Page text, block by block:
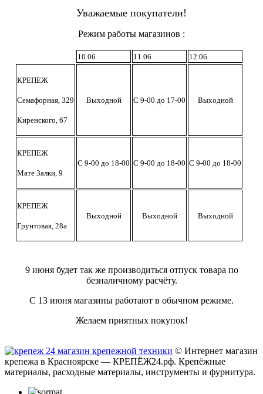
Уважаемые покупатели!
Режим работы магазинов :
10.06 11.06 12.06
КРЕПЕЖ
Семафорная, 329
Киренского, 67
Выходной С 9-00 до 17-00 Выходной
КРЕПЕЖ
Мате Залки, 9
С 9-00 до 18-00 С 9-00 до 18-00 С 9-00 до 18-00
КРЕПЕЖ
Грунтовая, 28а
Выходной Выходной Выходной
9 июня будет так же производиться отпуск товара по
безналичному расчёту.
С 13 июня магазины работают в обычном режиме.
Желаем приятных покупок!
© Интернет магазин
крепежа в Красноярске — КРЕПЁЖ24.рф. Крепёжные
материалы, расходные материалы, инструменты и фурнитура.